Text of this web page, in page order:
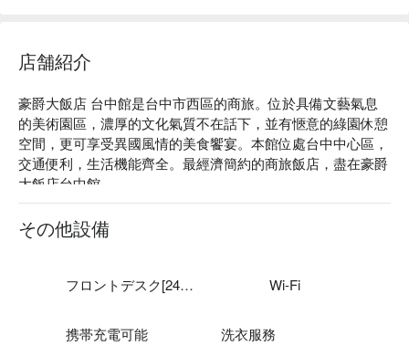
店舗紹介
豪爵大飯店 台中館是台中市西區的商旅。位於具備文藝氣息
的美術園區，濃厚的文化氣質不在話下，並有愜意的綠園休憩
空間，更可享受異國風情的美食饗宴。本館位處台中中心區，
交通便利，生活機能齊全。最經濟簡約的商旅飯店，盡在豪爵
大飯店台中館。
豪爵大飯店 台中館評價：Google 4.0 星
豪爵大飯店 台中館推薦：緊鄰國立台灣美術館，鄰近各大百
貨商圈及大型觀光夜市。
大飯店 台中館休息方案立刻查看⬇︎
その他設備
フロントデスク[24時間] Wi-Fi
携帯充電可能 洗衣服務